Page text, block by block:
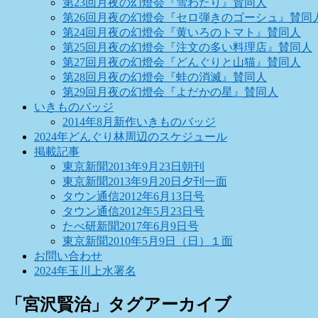
第23回月夜の幻燈会『雪わたり』賛同人
第26回月夜の幻燈会『セロ弾きのゴーシュ』賛同
第24回月夜の幻燈会『黄いろのトマト』賛同人
第25回月夜の幻燈会『注文の多い料理店』賛同人
第27回月夜の幻燈会『どんぐりと山猫』賛同人
第28回月夜の幻燈会『蛙の消滅』賛同人
第29回月夜の幻燈会『よだかの星』賛同人
いきものバッジ
2014年8月新作いきものバッジ
2024年どんぐり林周辺のスケジュール
掲載記事
東京新聞2013年9月23日朝刊
東京新聞2013年9月20日夕刊一面
タウン通信2012年6月13日号
タウン通信2012年5月23日号
たべ研新聞2017年6月9日号
東京新聞2010年5月9日（日）１面
お問い合わせ
2024年玉川上水署名
「 宮沢賢治」タグアーカイブ